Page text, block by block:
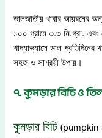
ডালজাতীয় খাবার আয়রনের
১০০ গ্রামে ৩.৩ মি.গ্রা. এবং
খাদ্যাভ্যাসে ডাল
সহজ ও সাশ্রয়ী উপায়।
৭. কুমড়ার বিচি ও
কুমড়ার বিচি(pumpkin